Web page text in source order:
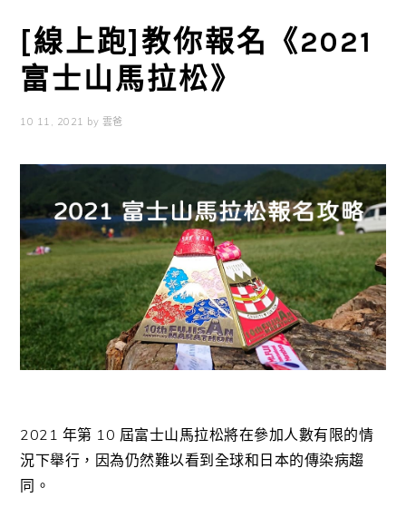
[線上跑]教你報名《2021
富士山馬拉松》
10 11, 2021 by 雲爸
2021 年第 10 屆富士山馬拉松將在參加人數有限的情
況下舉行，因為仍然難以看到全球和日本的傳染病趨
同。